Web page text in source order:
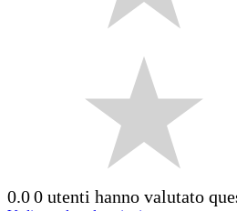
0.00 utenti hanno valutato